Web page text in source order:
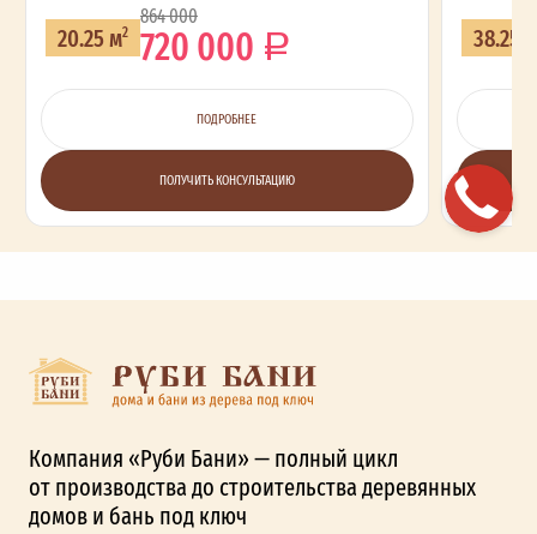
20.25 м2
864 000
720 000
ПОДРОБНЕЕ
ПОЛУЧИТЬ КОНСУЛЬТАЦИЮ
38.25 м
Компания «Руби Бани» — полный цикл
от производства до строительства деревянных
домов и бань под ключ